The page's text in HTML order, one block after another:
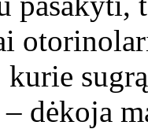
dėkoja